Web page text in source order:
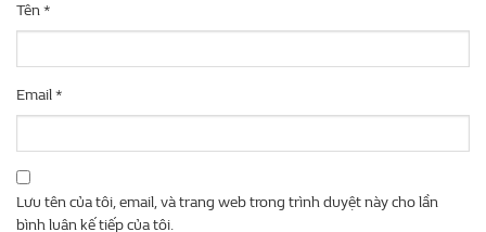
Tên*
Email*
Lưu tên của tôi, email, và trang web trong trình duyệt này cho lần
bình luận kế tiếp của tôi.